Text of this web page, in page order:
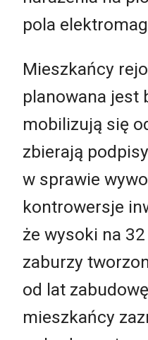
pola
Mieszkańcy
planowana jest
mobilizują się
zbierają
w sprawie
kontrowersje
że wysoki na
zaburzy
od lat
mieszkańcy